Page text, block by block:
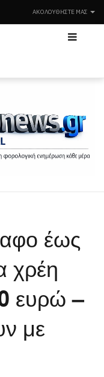
ΑΚΟΛΟΥΘΉΣΤΕ ΜΑΣ
έως
χρέη
ευρώ –
με